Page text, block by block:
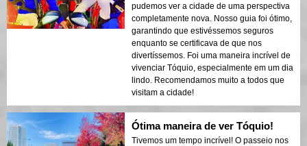
pudemos ver a cidade de uma perspectiva
completamente nova. Nosso guia foi ótimo,
garantindo que estivéssemos seguros
enquanto se certificava de que nos
divertíssemos. Foi uma maneira incrível de
vivenciar Tóquio, especialmente em um dia
lindo. Recomendamos muito a todos que
visitam a cidade!
Ótima maneira de ver Tóquio!
Tivemos um tempo incrível! O passeio nos